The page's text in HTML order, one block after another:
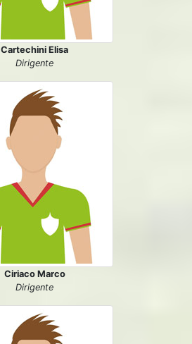
Cartechini Elisa
Dirigente
Ciriaco Marco
Dirigente